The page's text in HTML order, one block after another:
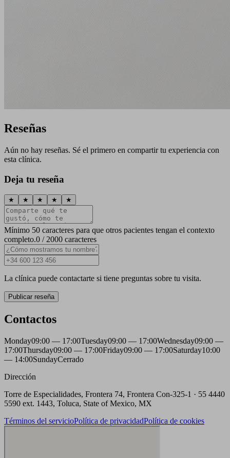
Reseñas
Aún no hay reseñas. Sé el primero en compartir tu experiencia con
esta clínica.
Deja tu reseña
★ ★ ★ ★ ★
Mínimo 50 caracteres para que otros pacientes tengan el contexto
completo.0 / 2000 caracteres
La clínica puede contactarte si tiene preguntas sobre tu visita.
Publicar reseña
Contactos
Monday09:00 — 17:00Tuesday09:00 — 17:00Wednesday09:00 —
17:00Thursday09:00 — 17:00Friday09:00 — 17:00Saturday10:00
— 14:00SundayCerrado
Dirección
Torre de Especialidades, Frontera 74, Frontera Con-325-1 · 55 4440
5590 ext. 1443, Toluca, State of Mexico, MX
Términos del servicioPolítica de privacidadPolítica de cookies